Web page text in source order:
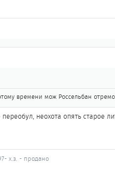
времени мож Россельбан
неохота опять старое
х.з. - продано